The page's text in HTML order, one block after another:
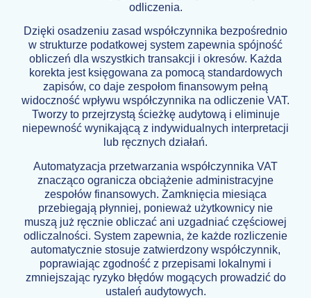
odliczenia.
Dzięki osadzeniu zasad współczynnika bezpośrednio
w strukturze podatkowej system zapewnia spójność
obliczeń dla wszystkich transakcji i okresów. Każda
korekta jest księgowana za pomocą standardowych
zapisów, co daje zespołom finansowym pełną
widoczność wpływu współczynnika na odliczenie VAT.
Tworzy to przejrzystą ścieżkę audytową i eliminuje
niepewność wynikającą z indywidualnych interpretacji
lub ręcznych działań.
Automatyzacja przetwarzania współczynnika VAT
znacząco ogranicza obciążenie administracyjne
zespołów finansowych. Zamknięcia miesiąca
przebiegają płynniej, ponieważ użytkownicy nie
muszą już ręcznie obliczać ani uzgadniać częściowej
odliczalności. System zapewnia, że każde rozliczenie
automatycznie stosuje zatwierdzony współczynnik,
poprawiając zgodność z przepisami lokalnymi i
zmniejszając ryzyko błędów mogących prowadzić do
ustaleń audytowych.